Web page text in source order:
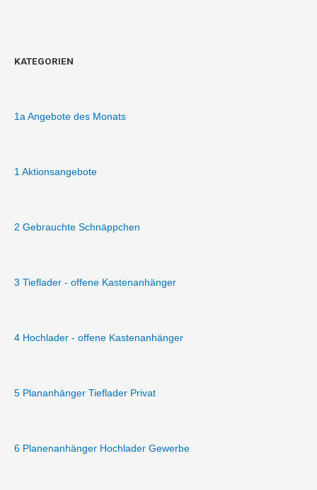
KATEGORIEN
1a Angebote des Monats
1 Aktionsangebote
2 Gebrauchte Schnäppchen
3 Tieflader - offene Kastenanhänger
4 Hochlader - offene Kastenanhänger
5 Plananhänger Tieflader Privat
6 Planenanhänger Hochlader Gewerbe